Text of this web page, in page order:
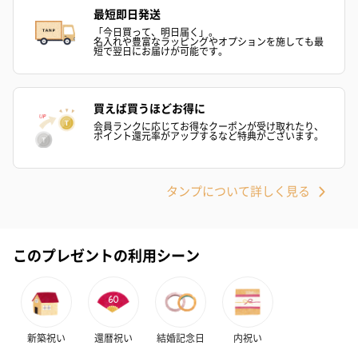
最短即日発送
「今日買って、明日届く」。
名入れや豊富なラッピングやオプションを施しても最
短で翌日にお届けが可能です。
買えば買うほどお得に
会員ランクに応じてお得なクーポンが受け取れたり、
ポイント還元率がアップするなど特典がございます。
タンプについて詳しく見る
このプレゼントの利用シーン
新築祝い 還暦祝い 結婚記念日 内祝い